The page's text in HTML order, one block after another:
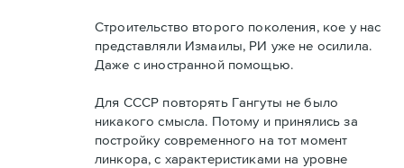
Строительство второго поколения, кое у нас
представляли Измаилы, РИ уже не осилила.
Даже с иностранной помощью.
Для СССР повторять Гангуты не было
никакого смысла. Потому и принялись за
постройку современного на тот момент
линкора, с характеристиками на уровне